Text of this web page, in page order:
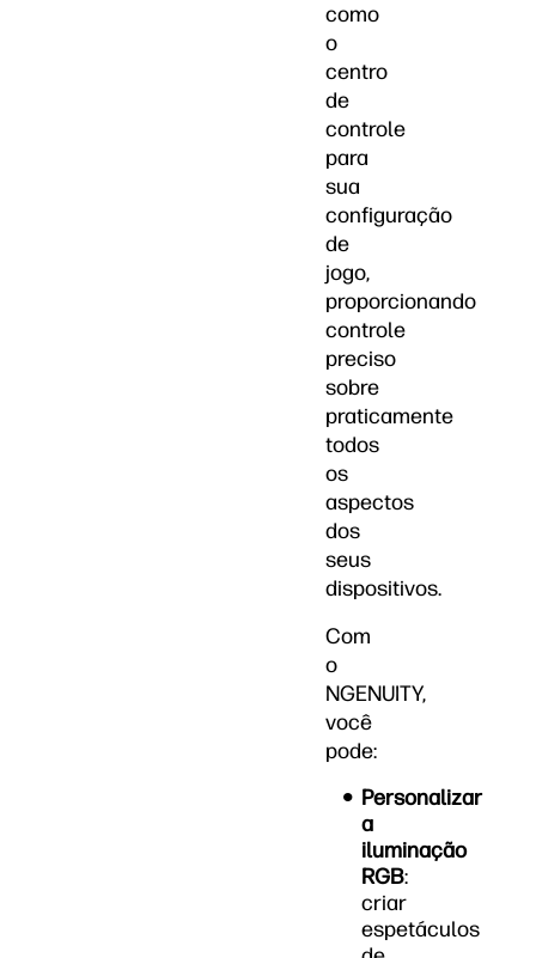
como
o
centro
de
controle
para
sua
configuração
de
jogo,
proporcionando
controle
preciso
sobre
praticamente
todos
os
aspectos
dos
seus
dispositivos.
Com
o
NGENUITY,
você
pode:
Personalizar
a
iluminação
RGB:
criar
espetáculos